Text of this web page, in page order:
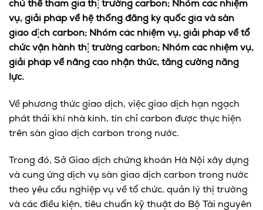
chủ thể tham gia thị trường carbon; Nhóm các nhiệm
vụ, giải pháp về hệ thống đăng ký quốc gia và sàn
giao dịch carbon; Nhóm các nhiệm vụ, giải pháp về tổ
chức vận hành thị trường carbon; Nhóm các nhiệm vụ,
giải pháp về nâng cao nhận thức, tăng cường năng
lực.
Về phương thức giao dịch, việc giao dịch hạn ngạch
phát thải khí nhà kính, tín chỉ carbon được thực hiện
trên sàn giao dịch carbon trong nước.
Trong đó, Sở Giao dịch chứng khoán Hà Nội xây dựng
và cung ứng dịch vụ sàn giao dịch carbon trong nước
theo yêu cầu nghiệp vụ về tổ chức, quản lý thị trường
và các điều kiện, tiêu chuẩn kỹ thuật do Bộ Tài nguyên